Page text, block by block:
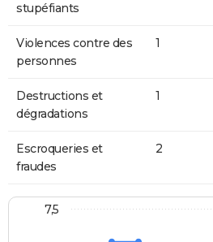
stupéfiants
Violences contre des
personnes
1
Destructions et
dégradations
1
Escroqueries et
fraudes
2
7,5